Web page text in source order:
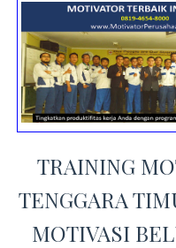
TRAINING
TENGGARA
MOTIVASI